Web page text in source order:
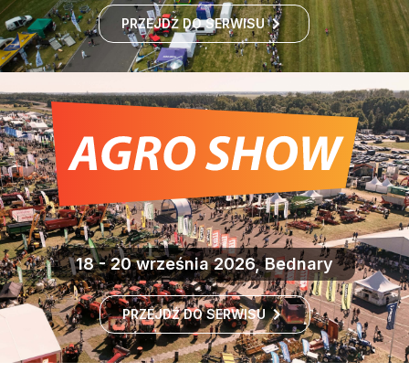
PRZEJDŹ DO SERWISU
18 - 20 września 2026, Bednary
PRZEJDŹ DO SERWISU